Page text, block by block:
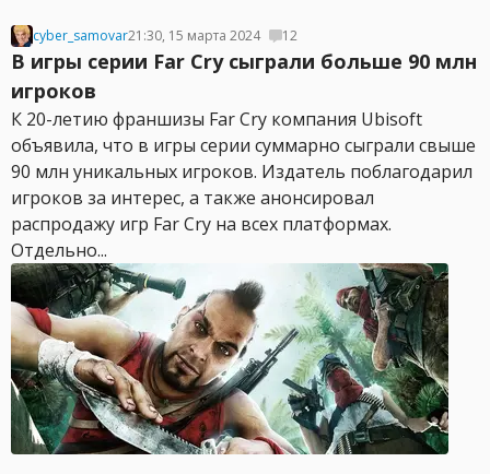
cyber_samovar21:30, 15 марта 2024 12
В игры серии Far Cry сыграли больше 90 млн
игроков
К 20-летию франшизы Far Cry компания Ubisoft
объявила, что в игры серии суммарно сыграли свыше
90 млн уникальных игроков. Издатель поблагодарил
игроков за интерес, а также анонсировал
распродажу игр Far Cry на всех платформах.
Отдельно...